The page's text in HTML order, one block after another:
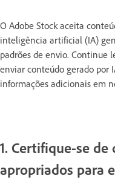
O Adobe Stock aceita
inteligência artificial (IA)
padrões de envio. Continue
enviar conteúdo gerado por
informações adicionais em
1. Certifique-se
apropriados para